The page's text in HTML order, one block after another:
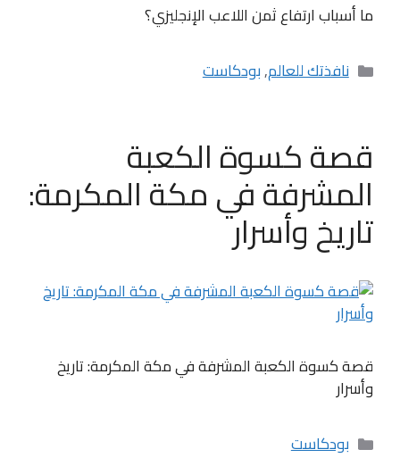
ما أسباب ارتفاع ثمن اللاعب الإنجليزي؟
التصنيفات
نافذتك للعالم,بودكاست
قصة كسوة الكعبة
المشرفة في مكة المكرمة:
تاريخ وأسرار
قصة كسوة الكعبة المشرفة في مكة المكرمة: تاريخ
وأسرار
التصنيفات
بودكاست